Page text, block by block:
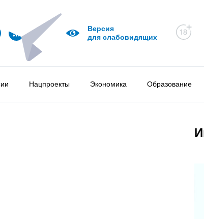
Версия
для слабовидящих
Нацпроекты Экономика Образование